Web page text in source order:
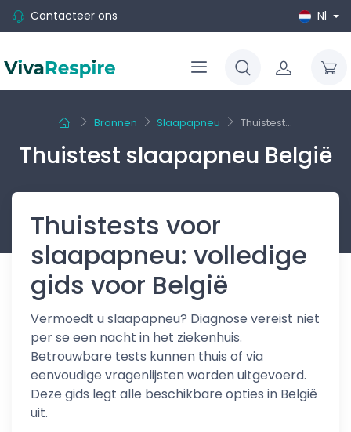
Contacteer ons Nl
Bronnen Slaapapneu Thuistest...
Thuistest slaapapneu België
Thuistests voor
slaapapneu: volledige
gids voor België
Vermoedt u slaapapneu? Diagnose vereist niet
per se een nacht in het ziekenhuis.
Betrouwbare tests kunnen thuis of via
eenvoudige vragenlijsten worden uitgevoerd.
Deze gids legt alle beschikbare opties in België
uit.